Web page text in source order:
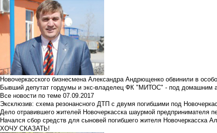
Новочеркасского бизнесмена Александра Андрющенко обвинили в
Бывший депутат гордумы и экс-владелец ФК "МИТОС" - под домашним
Все новости по теме 07.09.2017
Эксклюзив: схема резонансного ДТП с двумя погибшими под
Дело отравившего жителей Новочеркасска шаурмой предпринимателя
Начался сбор средств для сыновей погибшего жителя Новочеркасска
ХОЧУ СКАЗАТЬ!